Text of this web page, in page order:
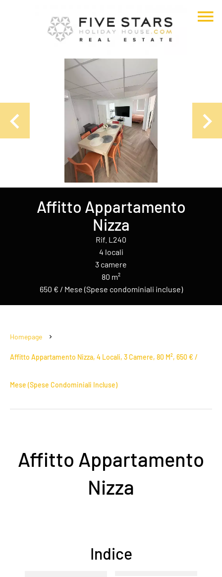
Affitto Appartamento
Nizza
Rif. L240
4 locali
3 camere
80 m²
650 € / Mese (Spese condominiali incluse)
Homepage
Affitto Appartamento Nizza, 4 Locali, 3 Camere, 80 M², 650 € /
Mese (Spese Condominiali Incluse)
Affitto Appartamento
Nizza
Indice